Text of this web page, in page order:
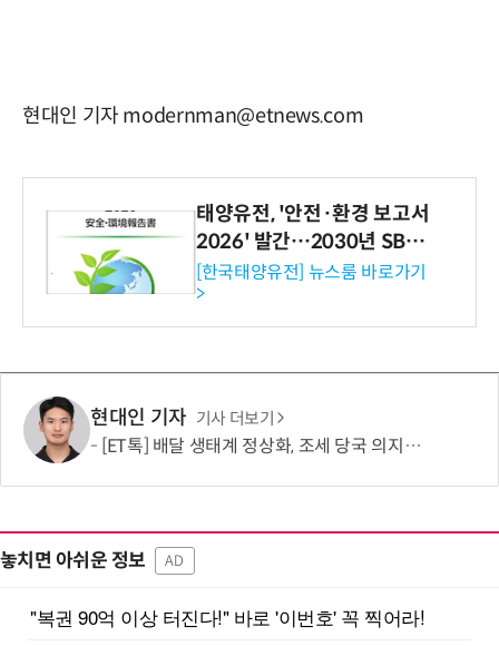
현대인 기자 modernman@etnews.com
태양유전, '안전·환경 보고서
2026' 발간…2030년 SBT
수준 온실가스 감축 추진
[한국태양유전] 뉴스룸 바로가기
>
현대인 기자 기사 더보기
[ET톡] 배달 생태계 정상화, 조세 당국 의지에 달렸다
놓치면 아쉬운 정보 AD